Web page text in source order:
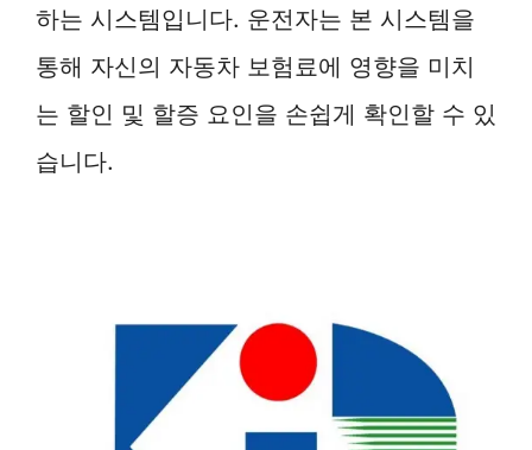
하는 시스템입니다. 운전자는 본 시스템을
통해 자신의 자동차 보험료에 영향을 미치
는 할인 및 할증 요인을 손쉽게 확인할 수 있
습니다.